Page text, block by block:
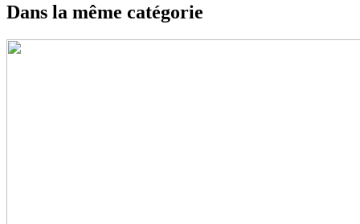
Dans la même catégorie